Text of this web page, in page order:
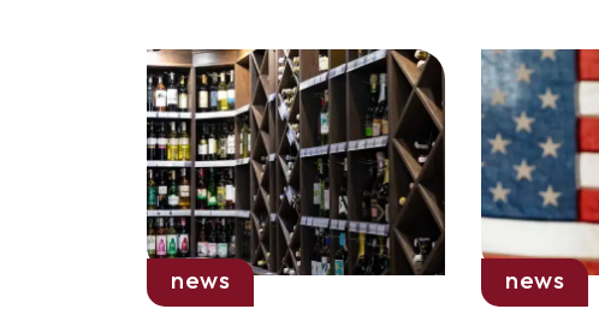
news news